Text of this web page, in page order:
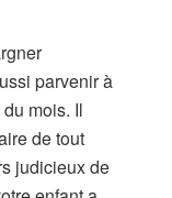
parvenir à
mois. Il
de tout
judicieux de